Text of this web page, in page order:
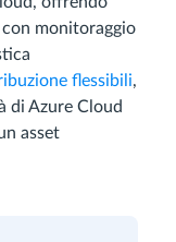
monitoraggio
flessibili,
di Azure Cloud
asset